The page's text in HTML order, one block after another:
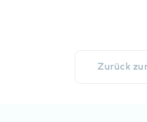
Zurück